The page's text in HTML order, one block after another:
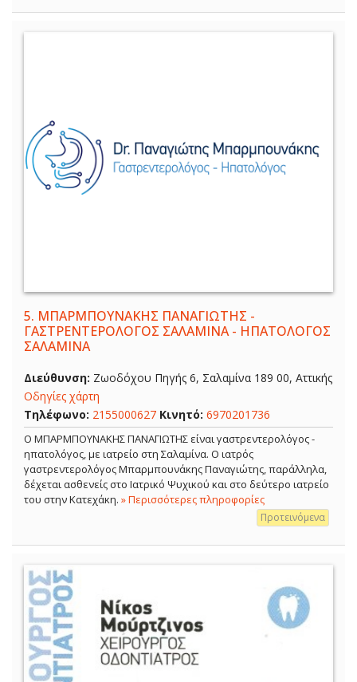
5. ΜΠΑΡΜΠΟΥΝΑΚΗΣ ΠΑΝΑΓΙΩΤΗΣ -
ΓΑΣΤΡΕΝΤΕΡΟΛΟΓΟΣ ΣΑΛΑΜΙΝΑ - ΗΠΑΤΟΛΟΓΟΣ
ΣΑΛΑΜΙΝΑ
Διεύθυνση: Ζωοδόχου Πηγής 6, Σαλαμίνα 189 00, Αττικής
Οδηγίες χάρτη
Τηλέφωνο: 2155000627 Κινητό: 6970201736
Ο ΜΠΑΡΜΠΟΥΝΑΚΗΣ ΠΑΝΑΓΙΩΤΗΣ είναι γαστρεντερολόγος -
ηπατολόγος, με ιατρείο στη Σαλαμίνα. Ο ιατρός
γαστρεντερολόγος Μπαρμπουνάκης Παναγιώτης, παράλληλα,
δέχεται ασθενείς στο Ιατρικό Ψυχικού και στο δεύτερο ιατρείο
του στην Κατεχάκη. » Περισσότερες πληροφορίες
Προτεινόμενα